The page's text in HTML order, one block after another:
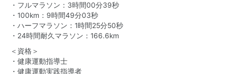
・フルマラソン：3時間00分39秒
・100km：9時間49分03秒
・ハーフマラソン：1時間25分50秒
・24時間耐久マラソン：166.6km
＜資格＞
・健康運動指導士
・健康運動実践指導者